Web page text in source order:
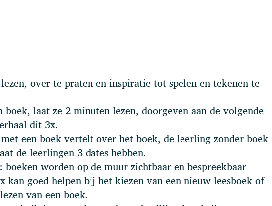
over te praten en inspiratie tot spelen en tekenen te
laat ze 2 minuten lezen, doorgeven aan de volgende
dit 3x.
een boek vertelt over het boek, de leerling zonder boek
de leerlingen 3 dates hebben.
worden op de muur zichtbaar en bespreekbaar
kan goed helpen bij het kiezen van een nieuw leesboek of
van een boek.